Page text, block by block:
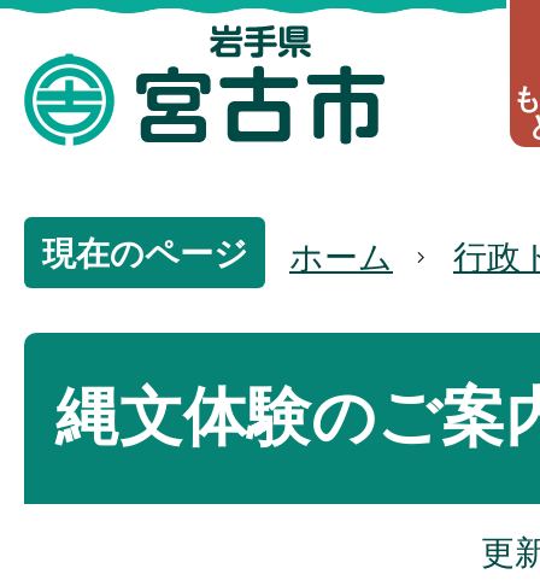
現在のページ ホーム 行政
縄文体験のご案
更